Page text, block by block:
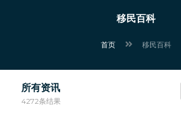
移民百科
首页 移民百科
所有资讯
4272条结果